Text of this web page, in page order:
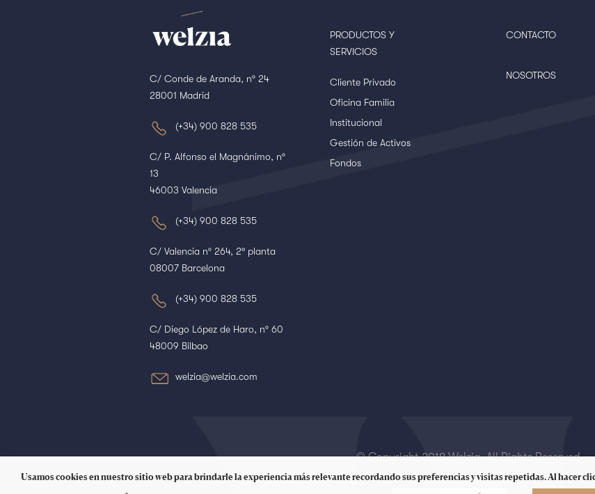
C/ Conde de Aranda, nº 24
28001 Madrid
(+34) 900 828 535
C/ P. Alfonso el Magnánimo, nº
13
46003 Valencia
(+34) 900 828 535
C/ Valencia nº 264, 2ª planta
08007 Barcelona
(+34) 900 828 535
C/ Diego López de Haro, nº 60
48009 Bilbao
welzia@welzia.com
PRODUCTOS Y
SERVICIOS
Cliente Privado
Oficina Familia
Institucional
Gestión de Activos
Fondos
CONTACTO
NOSOTROS
© Copyright 2018 Welzia. All Rights Reserved
Usamos cookies en nuestro sitio web para brindarle la experiencia más relevante recordando sus preferencias y visitas repetidas. Al hacer